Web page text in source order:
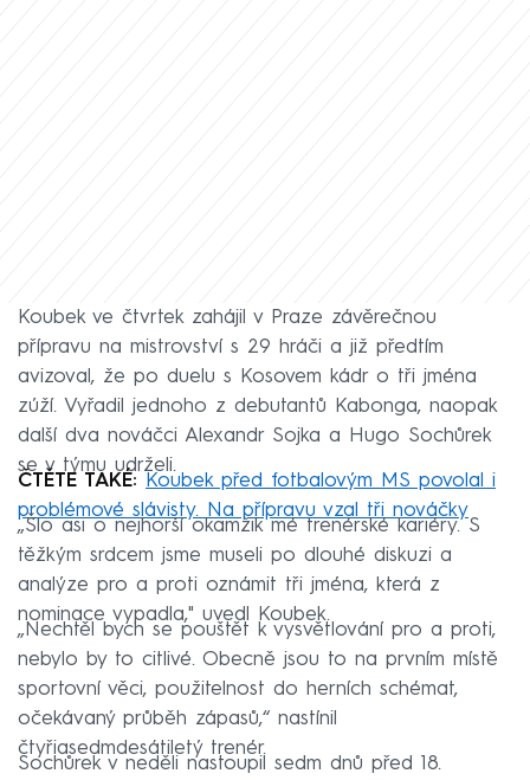
Koubek ve čtvrtek zahájil v Praze závěrečnou
přípravu na mistrovství s 29 hráči a již předtím
avizoval, že po duelu s Kosovem kádr o tři jména
zúží. Vyřadil jednoho z debutantů Kabonga, naopak
další dva nováčci Alexandr Sojka a Hugo Sochůrek
se v týmu udrželi.
ČTĚTE TAKÉ:
Koubek před fotbalovým MS povolal i
problémové slávisty. Na přípravu vzal tři nováčky
„Šlo asi o nejhorší okamžik mé trenérské kariéry. S
těžkým srdcem jsme museli po dlouhé diskuzi a
analýze pro a proti oznámit tři jména, která z
nominace vypadla," uvedl Koubek.
„Nechtěl bych se pouštět k vysvětlování pro a proti,
nebylo by to citlivé. Obecně jsou to na prvním místě
sportovní věci, použitelnost do herních schémat,
očekávaný průběh zápasů,“ nastínil
čtyřiasedmdesátiletý trenér.
Sochůrek v neděli nastoupil sedm dnů před 18.